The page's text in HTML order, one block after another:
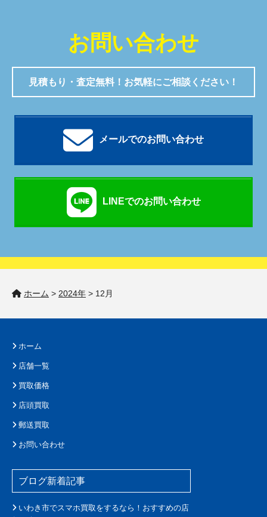
お問い合わせ
見積もり・査定無料！お気軽にご相談ください！
メールでのお問い合わせ
LINEでのお問い合わせ
ホーム > 2024年 > 12月
ホーム
店舗一覧
買取価格
店頭買取
郵送買取
お問い合わせ
ブログ新着記事
いわき市でスマホ買取をするなら！おすすめの店